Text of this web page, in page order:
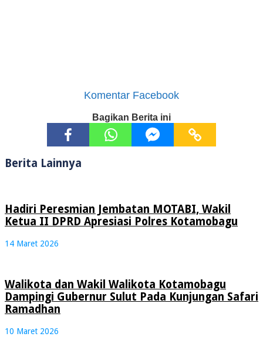
Komentar Facebook
Bagikan Berita ini
Berita Lainnya
Hadiri Peresmian Jembatan MOTABI, Wakil
Ketua II DPRD Apresiasi Polres Kotamobagu
14 Maret 2026
Walikota dan Wakil Walikota Kotamobagu
Dampingi Gubernur Sulut Pada Kunjungan Safari
Ramadhan
10 Maret 2026